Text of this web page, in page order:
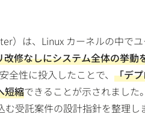
）は、Linux カーネルの中で
改修なしにシステム全体の挙動
性に投入したことで、 「デ
短縮できることが示されました
受託案件の設計指針を整理し